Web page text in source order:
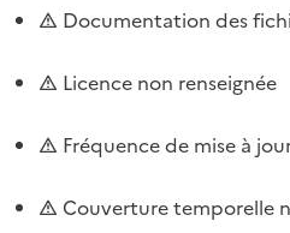
Documentation des
Licence non renseignée
Fréquence de mise à
Couverture temporelle